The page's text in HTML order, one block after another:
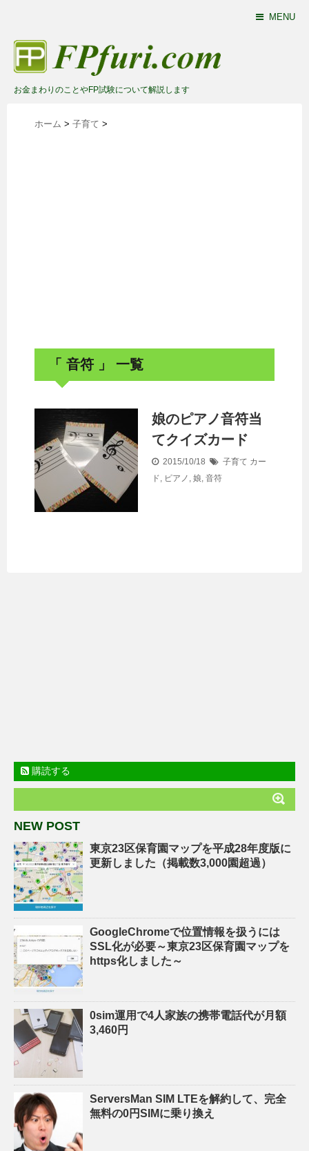
MENU
お金まわりのことやFP試験について解説します
ホーム > 子育て >
「 音符 」 一覧
娘のピアノ音符当
てクイズカード
2015/10/18 子育て カー
ド, ピアノ , 娘, 音符
購読する
NEW POST
東京23区保育園マップを平成28年度版に
更新しました（掲載数3,000園超過）
GoogleChromeで位置情報を扱うには
SSL化が必要～東京23区保育園マップを
https化しました～
0sim運用で4人家族の携帯電話代が月額
3,460円
ServersMan SIM LTEを解約して、完全
無料の0円SIMに乗り換え